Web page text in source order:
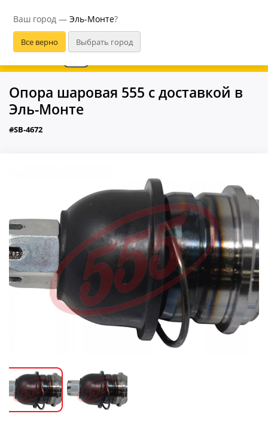
Ваш город — Эль-Монте?
В приложении удобнее
Опора шаровая 555 с доставкой в
Эль-Монте
#SB-4672